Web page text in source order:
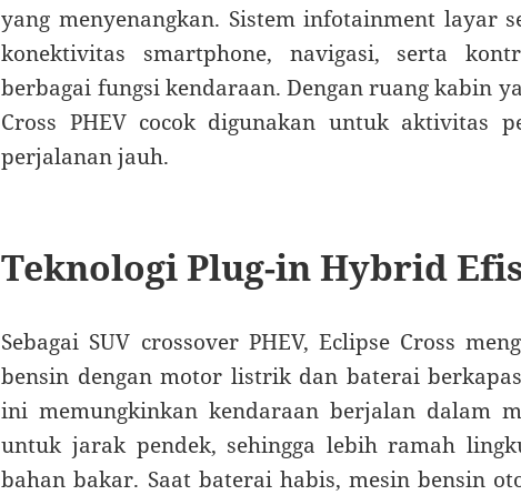
yang menyenangkan. Sistem infotainment layar
konektivitas smartphone, navigasi, serta
berbagai fungsi kendaraan. Dengan ruang kabin
Cross PHEV cocok digunakan untuk aktivitas
perjalanan jauh.
Teknologi Plug-in Hybrid
Sebagai SUV crossover PHEV, Eclipse Cross
bensin dengan motor listrik dan baterai
ini memungkinkan kendaraan berjalan dalam
untuk jarak pendek, sehingga lebih ramah
bahan bakar. Saat baterai habis, mesin bensin